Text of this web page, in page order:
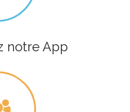
notre App